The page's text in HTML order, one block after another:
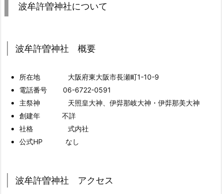
波牟許曽神社について
波牟許曽神社 概要
所在地 大阪府東大阪市長瀬町1-10-9
電話番号 06-6722-0591
主祭神 天照皇大神、伊弉那岐大神・伊弉那美大神
創建年 不詳
社格 式内社
公式HP なし
波牟許曽神社 アクセス